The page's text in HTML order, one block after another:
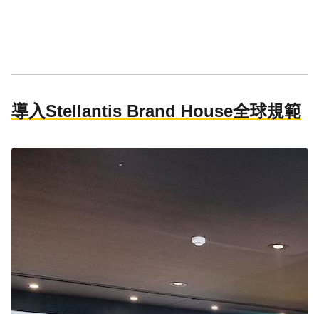
導入Stellantis Brand House全球規範